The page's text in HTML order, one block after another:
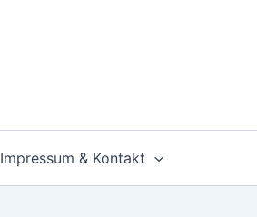
Impressum & Kontakt